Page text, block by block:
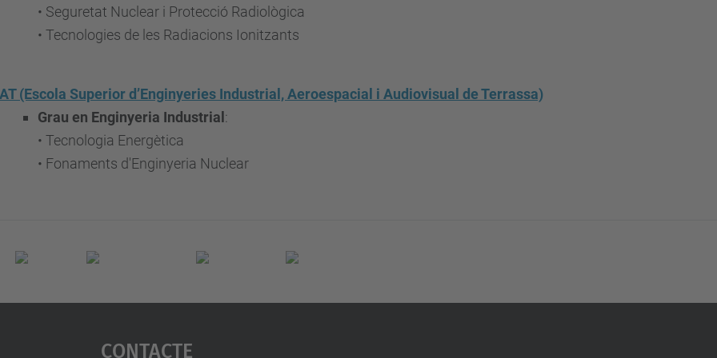
• Seguretat Nuclear i Protecció Radiològica
• Tecnologies de les Radiacions Ionitzants
(Escola Superior d’Enginyeries Industrial, Aeroespacial i Audiovisual de Terrassa)
Grau en Enginyeria Industrial :
• Tecnologia Energètica
• Fonaments d'Enginyeria Nuclear
Contacte